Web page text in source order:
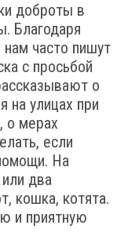
доброты в
Благодаря
часто пишут
с просьбой
о
на улицах при
о мерах
если
На
два
кошка, котята.
и приятную